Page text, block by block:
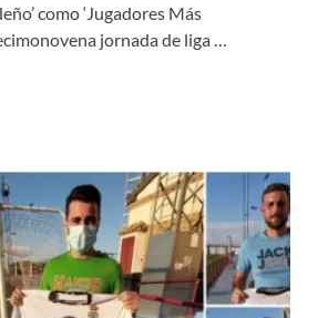
como ‘Jugadores Más
jornada de liga …